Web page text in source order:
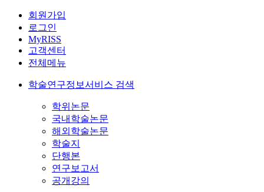
회원가입
로그인
MyRISS
고객센터
전체메뉴
학술연구정보서비스 검색
학위논문
국내학술논문
해외학술논문
학술지
단행본
연구보고서
공개강의